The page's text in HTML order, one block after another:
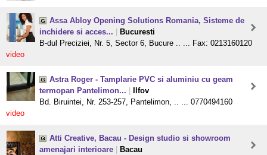
Assa Abloy Opening Solutions Romania, Sisteme de
inchidere si acces...
Bucuresti
B-dul Preciziei, Nr. 5, Sector 6, Bucure .. ... Fax: 0213160120
video
Astra Roger - Tamplarie PVC si aluminiu cu geam
termopan Pantelimon...
Ilfov
Bd. Biruintei, Nr. 253-257, Pantelimon, .. ... 0770494160
video
Atti Creative, Bacau - Design studio si showroom
amenajari interioare
Bacau